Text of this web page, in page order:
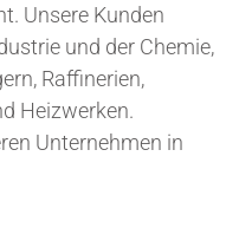
Unsere Kunden
und der Chemie,
Raffinerien,
Heizwerken.
Unternehmen in